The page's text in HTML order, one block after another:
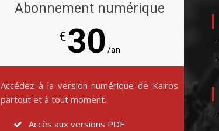
Abonnement numérique
€30 /an
Accédez à la version numérique de Kairos
partout et à tout moment.
Accès aux versions PDF